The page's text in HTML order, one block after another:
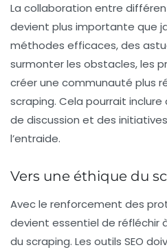
La collaboration entre
devient plus importante que
méthodes efficaces, des
surmonter les obstacles, les
créer une communauté plus
scraping. Cela pourrait
de discussion et des
l’entraide.
Vers une éthique du
Avec le renforcement des
devient essentiel de réfléchir
du scraping. Les outils SEO